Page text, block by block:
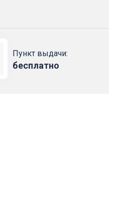
Пункт выдачи:
бесплатно